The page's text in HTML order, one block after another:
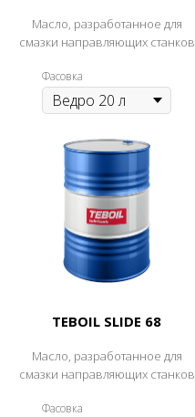
Масло, разработанное для
смазки направляющих станков
Фасовка
TEBOIL SLIDE 68
Масло, разработанное для
смазки направляющих станков
Фасовка